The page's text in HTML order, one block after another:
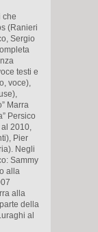
che
(Ranieri
Sergio
testi e
voce),
Marra
Persico
2010,
Pier
Negli
Sammy
alla
alla
della
al